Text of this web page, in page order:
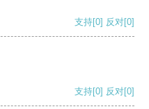
支持[0] 反对[0]
支持[0] 反对[0]